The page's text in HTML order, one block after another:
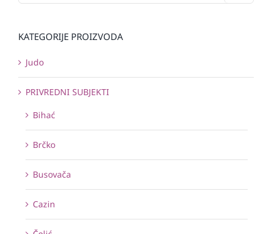
KATEGORIJE PROIZVODA
Judo
PRIVREDNI SUBJEKTI
Bihać
Brčko
Busovača
Cazin